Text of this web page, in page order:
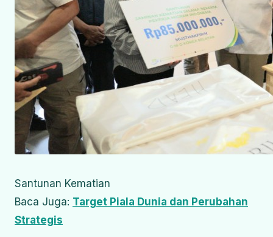
Santunan Kematian
Baca Juga: Target Piala Dunia dan Perubahan
Strategis